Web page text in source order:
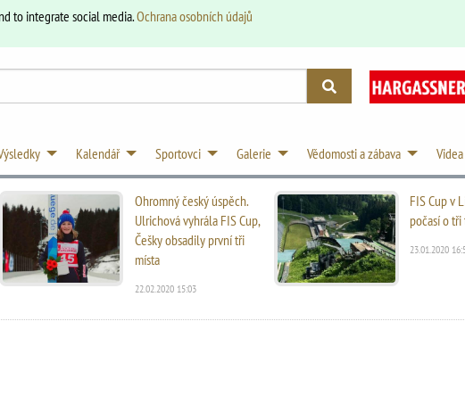
to integrate social media.Ochrana osobních údajů
Kalendář Sportovci Galerie Vědomosti a zábava Videa
Ohromný český úspěch.
Ulrichová vyhrála FIS Cup,
Češky obsadily první tři
místa
22.02.2020 15:03
FIS Cup v
počasí o
23.01.2020